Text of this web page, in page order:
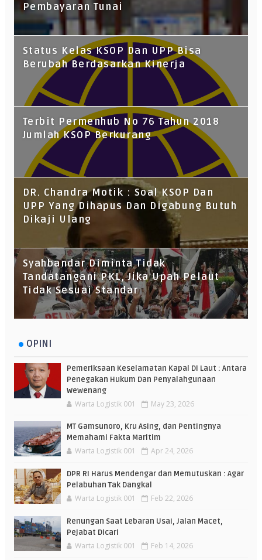
Pembayaran Tunai
Status Kelas KSOP Dan UPP Bisa
Berubah Berdasarkan Kinerja
Terbit Permenhub No 76 Tahun 2018
Jumlah KSOP Berkurang
DR. Chandra Motik : Soal KSOP Dan
UPP Yang Dihapus Dan Digabung Butuh
Dikaji Ulang
Syahbandar Diminta Tidak
Tandatangani PKL, Jika Upah Pelaut
Tidak Sesuai Standar
OPINI
Pemeriksaan Keselamatan Kapal Di Laut : Antara
Penegakan Hukum Dan Penyalahgunaan
Wewenang
Warta Logistik 001 May 23, 2026
MT Gamsunoro, Kru Asing, dan Pentingnya
Memahami Fakta Maritim
Warta Logistik 001 Apr 24, 2026
DPR RI Harus Mendengar dan Memutuskan : Agar
Pelabuhan Tak Dangkal
Warta Logistik 001 Feb 22, 2026
Renungan Saat Lebaran Usai, Jalan Macet,
Pejabat Dicari
Warta Logistik 001 Feb 14, 2026